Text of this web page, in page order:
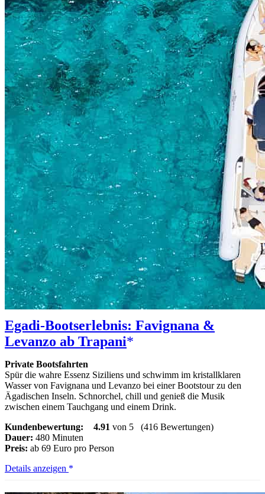
Egadi-Bootserlebnis: Favignana &
Levanzo ab Trapani
Private Bootsfahrten
Spür die wahre Essenz Siziliens und schwimm im kristallklaren
Wasser von Favignana und Levanzo bei einer Bootstour zu den
Ägadischen Inseln. Schnorchel, chill und genieß die Musik
zwischen einem Tauchgang und einem Drink.
Kundenbewertung:
4.91 von 5 (416 Bewertungen)
Dauer: 480 Minuten
Preis: ab 69 Euro pro Person
Egadi-
Details anzeigen